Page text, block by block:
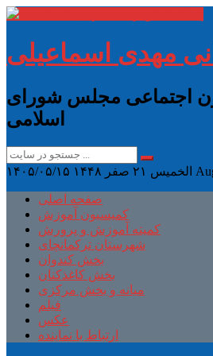
مهدی اسماعیلی
اجتماعی مجلس شورای
اسلامی
۱۴۰۵/۰۵/۱۵ الخميس ۲۱ صفر ۱۴۴۸
صفحه اصلی
کمیسیون آموزش
کمیته آموزش و پرورش
شهرستان ترکمانچای
بخش کندوان
بخش کاغذکنان
میانه و بخش مرکزی
فیلم
عکس
ارتباط با نماینده